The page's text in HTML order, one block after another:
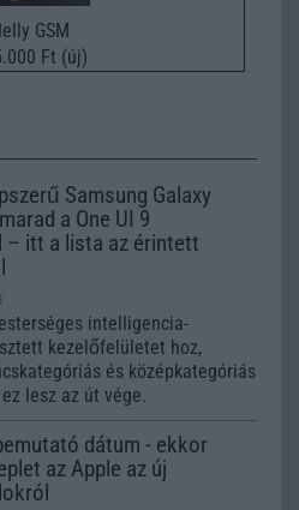
GSM
Ft (új)
Samsung Galaxy
a One UI 9
itt a lista az érintett
intelligencia-
kezelőfelületet hoz,
és középkategóriás
lesz az út vége.
dátum - ekkor
az Apple az új